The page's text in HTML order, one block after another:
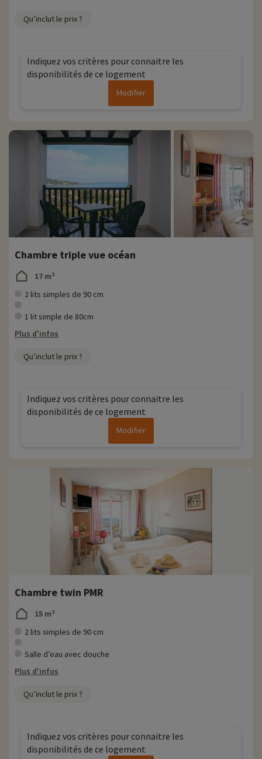
Qu’inclut le prix ?
Indiquez vos critères pour connaitre les
disponibilités de ce logement
Modifier
Chambre triple vue océan
17 m²
2 lits simples de 90 cm
1 lit simple de 80cm
Plus d'infos
Qu’inclut le prix ?
Indiquez vos critères pour connaitre les
disponibilités de ce logement
Modifier
Chambre twin PMR
15 m²
2 lits simples de 90 cm
Salle d’eau avec douche
Plus d'infos
Qu’inclut le prix ?
Indiquez vos critères pour connaitre les
disponibilités de ce logement